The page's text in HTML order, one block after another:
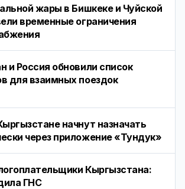
жары в Бишкеке и Чуйской
временные ограничения
и Россия обновили список
для взаимных поездок
начнут назначать
через приложение «Тундук»
Кыргызстана:
ГНС